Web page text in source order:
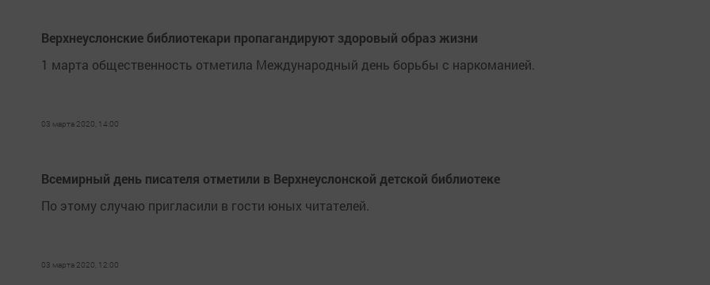
Верхнеуслонские библиотекари пропагандируют здоровый образ жизни
1 марта общественность отметила Международный день борьбы с наркоманией.
03 марта 2020, 14:00
Всемирный день писателя отметили в Верхнеуслонской детской библиотеке
По этому случаю пригласили в гости юных читателей.
03 марта 2020, 12:00